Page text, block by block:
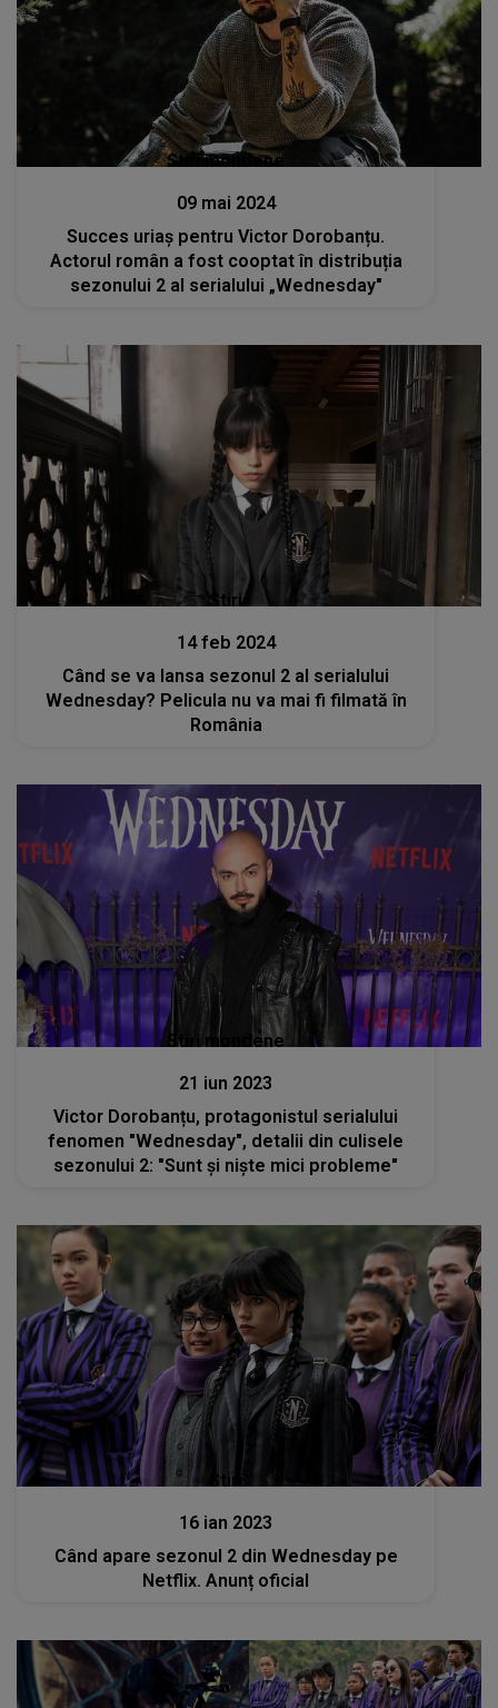
Stiri mondene
09 mai 2024
Succes uriaș pentru Victor Dorobanțu.
Actorul român a fost cooptat în distribuția
sezonului 2 al serialului „Wednesday"
Stiri
14 feb 2024
Când se va lansa sezonul 2 al serialului
Wednesday? Pelicula nu va mai fi filmată în
România
Stiri mondene
21 iun 2023
Victor Dorobanțu, protagonistul serialului
fenomen "Wednesday", detalii din culisele
sezonului 2: "Sunt și niște mici probleme"
Stiri
16 ian 2023
Când apare sezonul 2 din Wednesday pe
Netflix. Anunț oficial